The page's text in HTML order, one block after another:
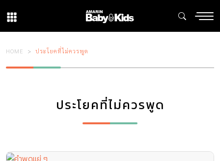
HOME ประโยคที่ไม่ควรพูด
ประโยคที่ไม่ควรพูด